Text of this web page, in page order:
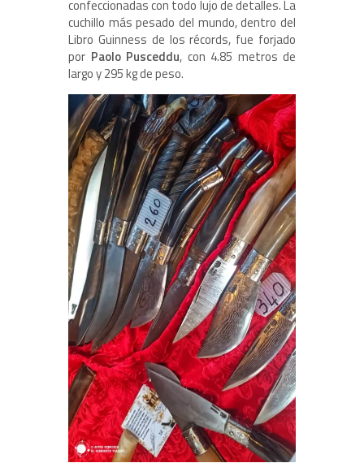
confeccionadas con todo lujo de detalles. La
cuchillo más pesado del mundo, dentro del
Libro Guinness de los récords, fue forjado
por Paolo Pusceddu, con 4.85 metros de
largo y 295 kg de peso.